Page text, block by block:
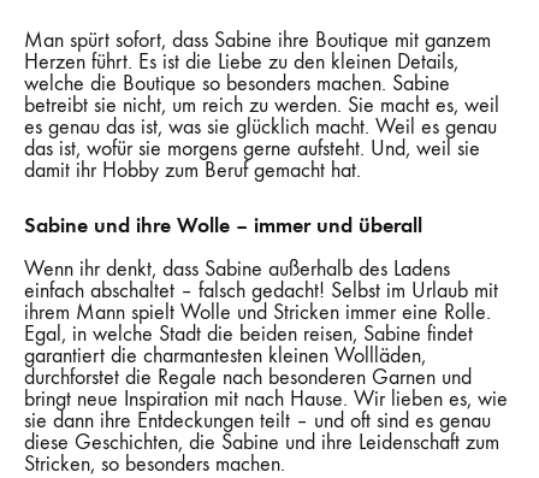
Man spürt sofort, dass Sabine ihre Boutique mit ganzem
Herzen führt. Es ist die Liebe zu den kleinen Details,
welche die Boutique so besonders machen. Sabine
betreibt sie nicht, um reich zu werden. Sie macht es, weil
es genau das ist, was sie glücklich macht. Weil es genau
das ist, wofür sie morgens gerne aufsteht. Und, weil sie
damit ihr Hobby zum Beruf gemacht hat.
Sabine und ihre Wolle – immer und überall
Wenn ihr denkt, dass Sabine außerhalb des Ladens
einfach abschaltet – falsch gedacht! Selbst im Urlaub mit
ihrem Mann spielt Wolle und Stricken immer eine Rolle.
Egal, in welche Stadt die beiden reisen, Sabine findet
garantiert die charmantesten kleinen Wollläden,
durchforstet die Regale nach besonderen Garnen und
bringt neue Inspiration mit nach Hause. Wir lieben es, wie
sie dann ihre Entdeckungen teilt – und oft sind es genau
diese Geschichten, die Sabine und ihre Leidenschaft zum
Stricken, so besonders machen.